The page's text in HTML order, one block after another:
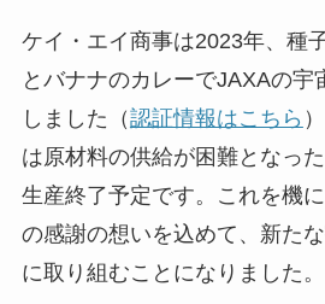
ケイ・エイ商事は2023年、種
とバナナのカレーでJAXAの宇
しました（認証情報はこちら
は原材料の供給が困難となっ
生産終了予定です。これを機
の感謝の想いを込めて、新た
に取り組むことになりました。